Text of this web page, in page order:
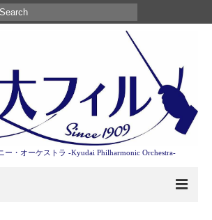
ー・オーケストラ -Kyudai Philharmonic Orchestra-